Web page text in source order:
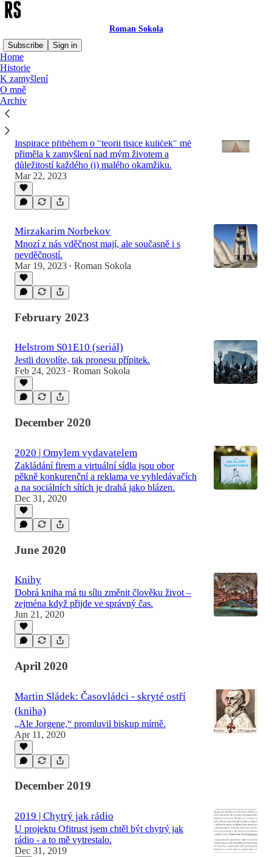
Roman Sokola
Subscribe
Sign in
Home
Historie
K zamyšlení
O mně
Archiv
Latest
Inspirace příběhem o "teorii tisíce kuliček" mě
přiměla k zamyšlení nad mým životem a
důležitostí každého (i) malého okamžiku.
Mar 22, 2023
Mirzakarim Norbekov
Mnozí z nás vděčnost mají, ale současně i s
nevděčností.
Mar 19, 2023 • Roman Sokola
February 2023
Helstrom S01E10 (seriál)
Jestli dovolíte, tak pronesu přípitek.
Feb 24, 2023 • Roman Sokola
December 2020
2020 | Omylem vydavatelem
Zakládání firem a virtuální sídla jsou obor
pěkně konkurenční a reklama ve vyhledávačích
a na sociálních sítích je drahá jako blázen.
Dec 31, 2020
June 2020
Knihy
Dobrá kniha má tu sílu změnit člověku život –
zejména když přijde ve správný čas.
Jun 21, 2020
April 2020
Martin Sládek: Časovládci - skryté ostří
(kniha)
„Ale Jorgene,“ promluvil biskup mírně.
Apr 11, 2020
December 2019
2019 | Chytrý jak rádio
U projektu Ofitrust jsem chtěl být chytrý jak
rádio - a to mě vytrestalo.
Dec 31, 2019